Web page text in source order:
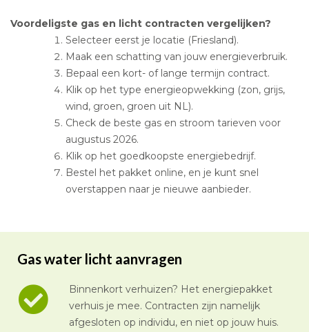
Voordeligste gas en licht contracten vergelijken?
Selecteer eerst je locatie (Friesland).
Maak een schatting van jouw energieverbruik.
Bepaal een kort- of lange termijn contract.
Klik op het type energieopwekking (zon, grijs,
wind, groen, groen uit NL).
Check de beste gas en stroom tarieven voor
augustus 2026.
Klik op het goedkoopste energiebedrijf.
Bestel het pakket online, en je kunt snel
overstappen naar je nieuwe aanbieder.
Gas water licht aanvragen
Binnenkort verhuizen? Het energiepakket
verhuis je mee. Contracten zijn namelijk
afgesloten op individu, en niet op jouw huis.